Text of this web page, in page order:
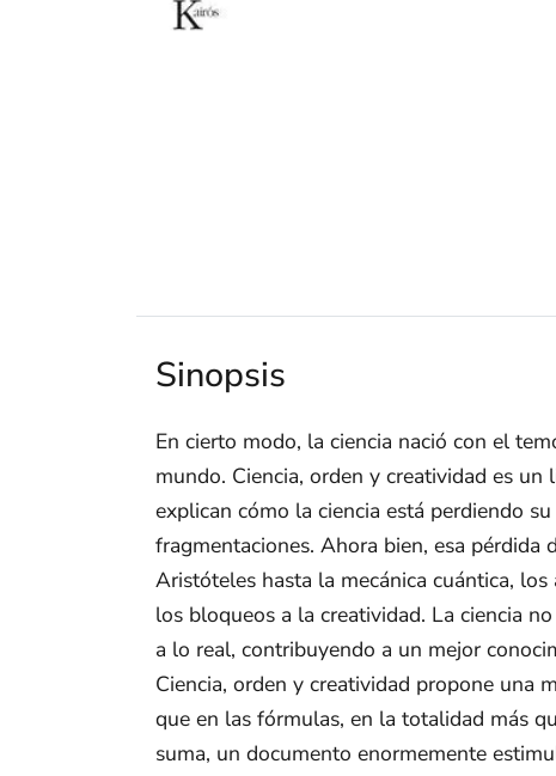
Sinopsis
En cierto modo, la ciencia nació con el
mundo. Ciencia, orden y creatividad es
explican cómo la ciencia está perdiendo
fragmentaciones. Ahora bien, esa pérdida
Aristóteles hasta la mecánica cuántica,
los bloqueos a la creatividad. La ciencia
a lo real, contribuyendo a un mejor
Ciencia, orden y creatividad propone una
que en las fórmulas, en la totalidad más
suma, un documento enormemente